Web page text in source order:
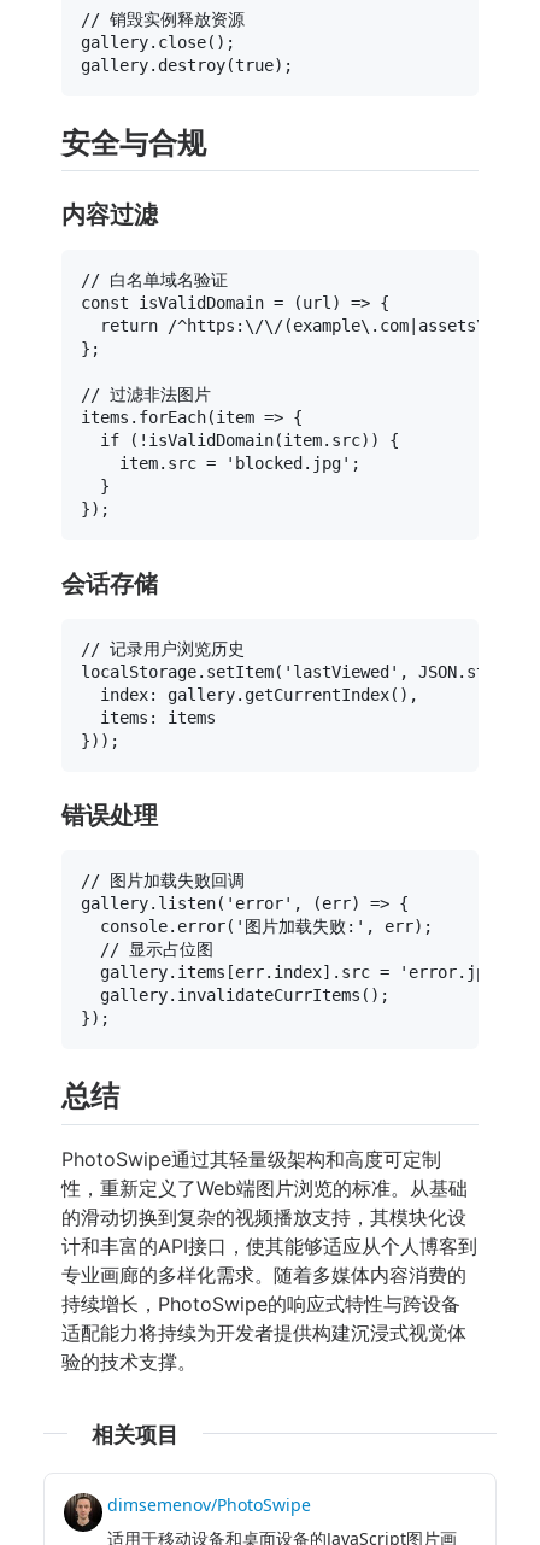
// 销毁实例释放资源
gallery. close();
gallery. destroy(true
安全与合规
内容过滤
// 白名单域名验证
const
isValidDomain = (url) => {
return /^https:\/\/
};
// 过滤非法图片
items. forEach(item => {
if (! isValidDomain(item. src)) {
    item.
src = 'blocked.jpg' ;
  }
会话存储
// 记录用户浏览历史
localStorage. setItem( 'lastViewed' , JSON.
index: gallery. getCurrentIndex(),
items : items
错误处理
// 图片加载失败回调
gallery. listen( 'error' , (err) => {
console. error( '图片加载失败:' , err);
// 显示占位图
  gallery.
items [err. index]. src = 'error.jpg'
  gallery.
invalidateCurrItems ();
总结
PhotoSwipe通过其轻量级架构和高度可定制
性，重新定义了Web端图片浏览的标准。从基础
的滑动切换到复杂的视频播放支持，其模块化设
计和丰富的API接口，使其能够适应从个人博客到
专业画廊的多样化需求。随着多媒体内容消费的
持续增长，PhotoSwipe的响应式特性与跨设备
适配能力将持续为开发者提供构建沉浸式视觉体
验的技术支撑。
相关项目
dimsemenov/PhotoSwipe
适用于移动设备和桌面设备的JavaScript图片画